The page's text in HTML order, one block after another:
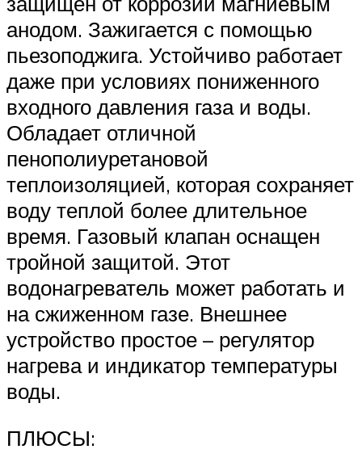
анодом. Зажигается с помощью
пьезоподжига. Устойчиво работает
даже при условиях пониженного
входного давления газа и воды.
Обладает отличной
пенополиуретановой
теплоизоляцией, которая сохраняет
воду теплой более длительное
время. Газовый клапан оснащен
тройной защитой. Этот
водонагреватель может работать и
на сжиженном газе. Внешнее
устройство простое – регулятор
нагрева и индикатор температуры
воды.
ПЛЮСЫ: